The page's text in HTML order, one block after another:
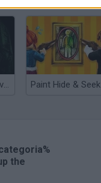
Night Shift: Survival Horror Paint Hide & Seek
the